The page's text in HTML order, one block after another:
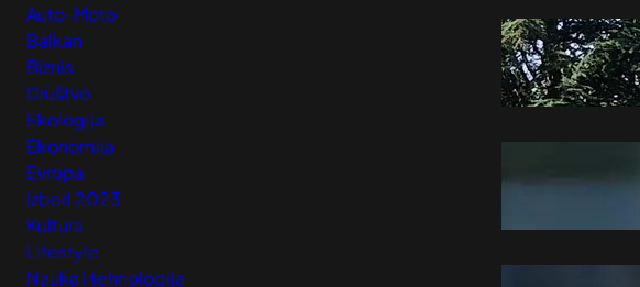
Auto-Moto
Balkan
Biznis
Društvo
Ekologija
Ekonomija
Evropa
Izbori 2023
Kultura
Lifestyle
Nauka i tehnologija